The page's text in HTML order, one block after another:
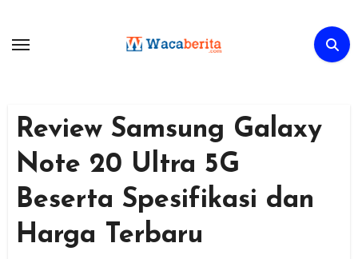
content
Review Samsung Galaxy
Note 20 Ultra 5G
Beserta Spesifikasi dan
Harga Terbaru